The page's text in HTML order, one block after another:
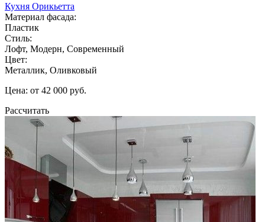
Кухня Орикьетта
Материал фасада:
Пластик
Стиль:
Лофт, Модерн, Современный
Цвет:
Металлик, Оливковый
Цена: от 42 000 руб.
Рассчитать